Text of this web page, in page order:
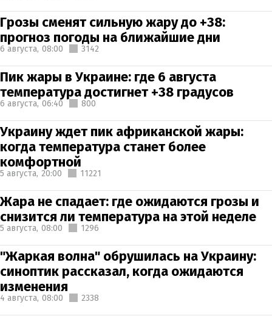
Грозы сменят сильную жару до +38:
прогноз погоды на ближайшие дни
6 августа, 08:00 3142
Пик жары в Украине: где 6 августа
температура достигнет +38 градусов
6 августа, 06:40 800
Украину ждет пик африканской жары:
когда температура станет более
комфортной
5 августа, 20:00 11221
Жара не спадает: где ожидаются грозы и
снизится ли температура на этой неделе
5 августа, 08:00 1296
"Жаркая волна" обрушилась на Украину:
синоптик рассказал, когда ожидаются
изменения
4 августа, 08:00 2338